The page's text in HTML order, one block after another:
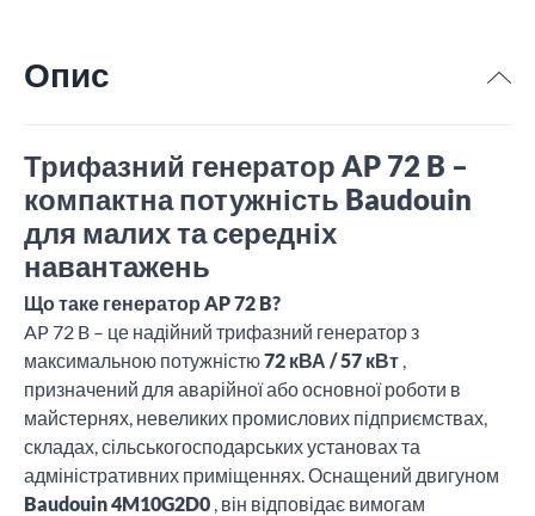
Опис
Трифазний генератор AP 72 B –
компактна потужність Baudouin
для малих та середніх
навантажень
Що таке генератор AP 72 B?
AP 72 B – це надійний трифазний генератор з
максимальною потужністю72 кВА / 57 кВт ,
призначений для аварійної або основної роботи в
майстернях, невеликих промислових підприємствах,
складах, сільськогосподарських установах та
адміністративних приміщеннях. Оснащений двигуном
Baudouin 4M10G2D0 , він відповідає вимогам